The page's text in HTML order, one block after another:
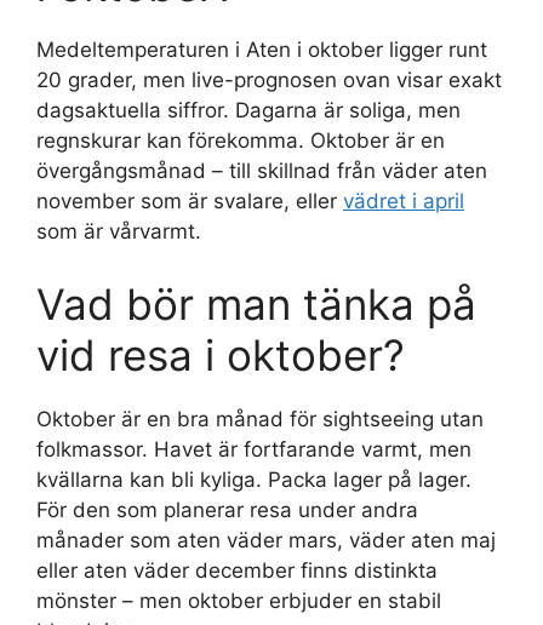
Medeltemperaturen i Aten i oktober ligger runt
20 grader, men live-prognosen ovan visar exakt
dagsaktuella siffror. Dagarna är soliga, men
regnskurar kan förekomma. Oktober är en
övergångsmånad – till skillnad från väder aten
november som är svalare, eller vädret i april
som är vårvarmt.
Vad bör man tänka på
vid resa i oktober?
Oktober är en bra månad för sightseeing utan
folkmassor. Havet är fortfarande varmt, men
kvällarna kan bli kyliga. Packa lager på lager.
För den som planerar resa under andra
månader som aten väder mars, väder aten maj
eller aten väder december finns distinkta
mönster – men oktober erbjuder en stabil